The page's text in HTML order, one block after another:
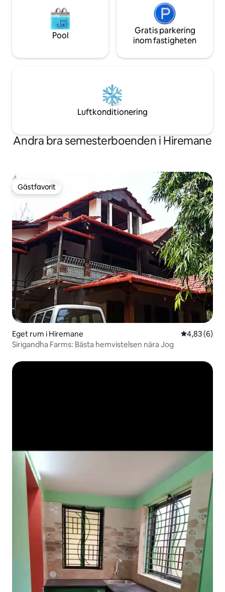
Pool
Gratis parkering
inom fastigheten
Luftkonditionering
Andra bra semesterboenden i Hiremane
Gästfavorit
Gästfavorit
Eget rum i Hiremane 4,83 av 5 i
4,83 (6)
Sirigandha Farms: Bästa hemvistelsen nära Jog